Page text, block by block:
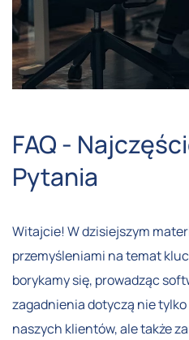
FAQ -
Pytania
Witajcie! W dzisiejszym
przemyśleniami na temat
borykamy się, prowadząc
zagadnienia dotyczą nie
naszych klientów, ale także